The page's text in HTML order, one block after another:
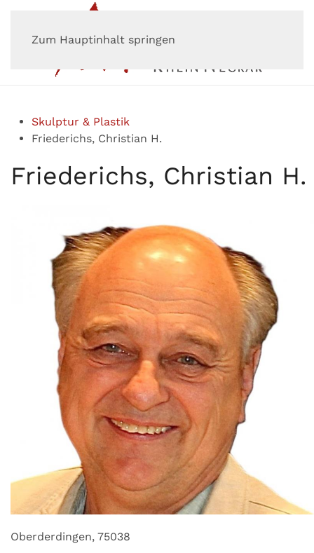
Zum Hauptinhalt springen
Skulptur & Plastik
Friederichs, Christian H.
Friederichs, Christian H.
Oberderdingen, 75038